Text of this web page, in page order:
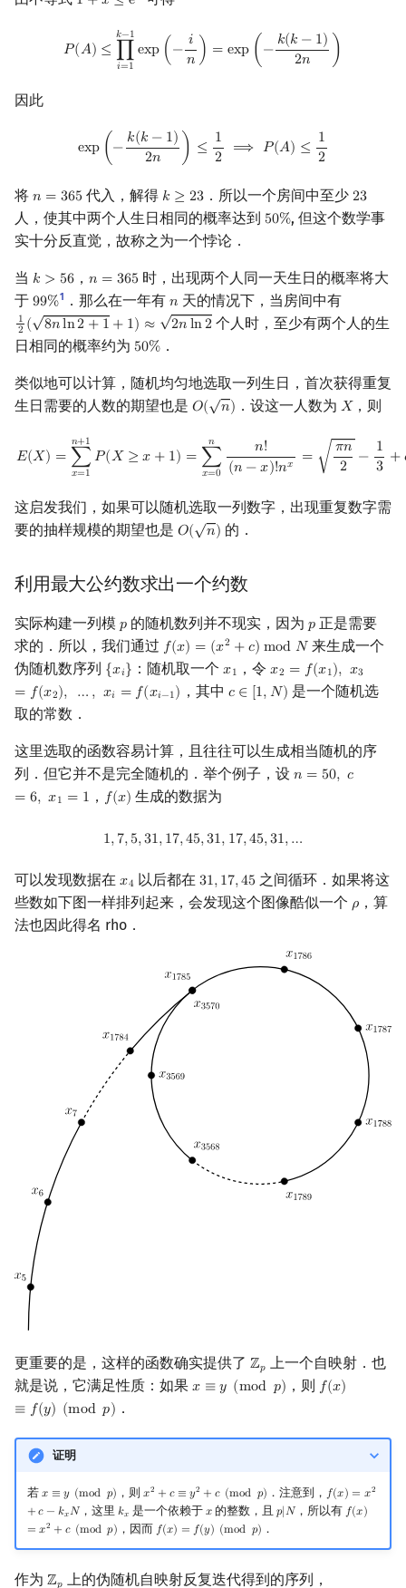
𝑃(𝐴) ≤
𝑘−1
∏
𝑖=1
exp ( − 𝑖
𝑛 ) = exp ( − 𝑘(𝑘 − 1)
2𝑛 )
≤∏i= exp( −i − k−1) 2n )
因此
exp ( − 𝑘(𝑘 − 1)
2𝑛 ) ≤ 1
2 ⟹ 𝑃(𝐴) ≤ 1
2
exp(− k( k−1 )2 )≤ 12 A)≤1 2
将 𝑛 = 365
n =365 代入，解得 𝑘 ≥ 23
k≥23 ．所以一个房间中至少 23
23
人，使其中两个人生日相同的概率达到 50%
50%, 但这个数学事
实十分反直觉，故称之为一个悖论．
当 𝑘 > 56
k >56 ， 𝑛 = 365
n=365
时，出现两个人同一天生日的概率将大
于 99%
99%1 ．那么在一年有𝑛
n 天的情况下，当房间中有
1
2 (
√
8𝑛ln2 + 1 + 1) ≈
√
2𝑛ln2
12(8nln2+1+ 1) ≈2 nln2
个人时，至少有两个人的生
日相同的概率约为 50%
50% ．
类似地可以计算，随机均匀地选取一列生日，首次获得重复
生日需要的人数的期望也是 𝑂(
√
𝑛)
O(n) ．设这一人数为 𝑋
X ，则
𝐸(𝑋) =
𝑛+1
∑
𝑥=1
𝑃(𝑋 ≥ 𝑥 + 1) =
𝑛
∑
𝑥=0
𝑛!
(𝑛 −𝑥)!𝑛𝑥 = √ 𝜋𝑛
2 − 1
3 +
=∑x= 0nn x)!n 3+o(1
这启发我们，如果可以随机选取一列数字，出现重复数字需
要的抽样规模的期望也是 𝑂(
√
𝑛)
O(n) 的．
利用最大公约数求出一个约数
实际构建一列模 𝑝
p 的随机数列并不现实，因为𝑝
p 正是需要
求的．所以，我们通过 𝑓(𝑥) = (𝑥2 +𝑐) mod 𝑁
f(x)= x2 +c) mod N
来生成一个
伪随机数序列 {𝑥𝑖}
{xi} ：随机取一个𝑥1
x1 ，令𝑥2 = 𝑓(𝑥1), 𝑥3
= 𝑓(𝑥2), … , 𝑥𝑖 = 𝑓(𝑥𝑖−1)
x2 =f( x1), x3= f(x
，其中 𝑐 ∈ [1,𝑁)
c ∈[ 1,N)
是一个随机选
取的常数．
这里选取的函数容易计算，且往往可以生成相当随机的序
列．但它并不是完全随机的．举个例子，设 𝑛 = 50, 𝑐
= 6, 𝑥1 = 1
n =50, c= 6
， 𝑓(𝑥)
f(x) 生成的数据为
1,7,5,31,17,45,31, 17,45,31,…
1 ,7 5,31, 17 45 31, 17, 45,31 ,…
可以发现数据在 𝑥4
x4 以后都在31,17,45
31,17,45
之间循环．如果将这
些数如下图一样排列起来，会发现这个图像酷似一个 𝜌
ρ ，算
法也因此得名 rho．
更重要的是，这样的函数确实提供了 ℤ𝑝
Zp 上一个自映射．也
就是说，它满足性质：如果 𝑥 ≡ 𝑦 (mod 𝑝)
x≡y( modp) ，则 𝑓(𝑥)
≡ 𝑓(𝑦) (mod 𝑝)
f(x)≡
．
证明
若 𝑥 ≡ 𝑦 (mod 𝑝)
x≡y( modp) ，则 𝑥2 + 𝑐 ≡ 𝑦2 + 𝑐 (mod 𝑝)
x2+c≡y 2+ c(mod p) ．注意到， 𝑓(𝑥) = 𝑥2
+𝑐 − 𝑘𝑥𝑁
f(x)= x2+c−k
，这里 𝑘𝑥
kx 是一个依赖于 𝑥
x的整数，且 𝑝|𝑁
p |N ，所以有 𝑓(𝑥)
= 𝑥2 + 𝑐 (mod 𝑝)
f(x)=
，因而 𝑓(𝑥) = 𝑓(𝑦) (mod 𝑝)
f(x)= (y )(modp) ．
作为 Zp 上的伪随机自映射反复迭代得到的序列，